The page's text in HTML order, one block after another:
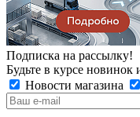
Подписка на рассылку!
Будьте в курсе новинок
Новости магазина